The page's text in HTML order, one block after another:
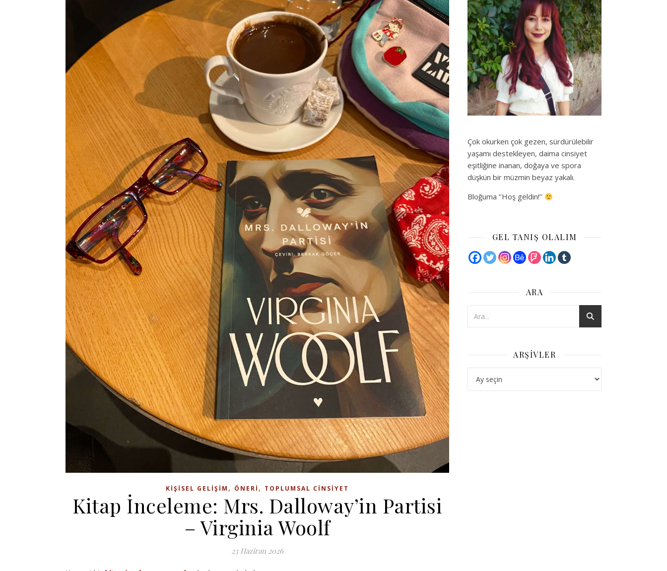
KIŞISEL GELIŞIM , ÖNERI , TOPLUMSAL CINSIYET
Kitap İnceleme: Mrs. Dalloway’in Partisi
– Virginia Woolf
23 Haziran 2026
Çok okurken çok gezen, sürdürülebilir
yaşamı destekleyen, daima cinsiyet
eşitliğine inanan, doğaya ve spora
düşkün bir müzmin beyaz yakalı.
Bloğuma ‘’Hoş geldin!’’
GEL TANIŞ OLALIM
ARA
ARŞIVLER